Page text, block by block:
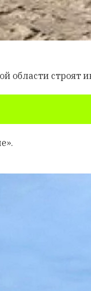
области